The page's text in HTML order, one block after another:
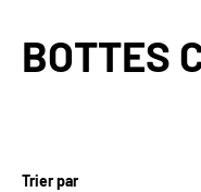
BOTTES
Trier par